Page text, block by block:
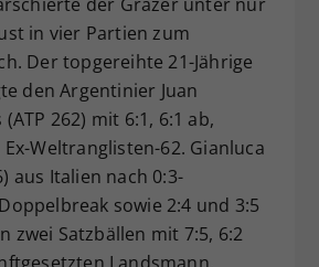
in vier Partien zum
Der topgereihte 21-Jährige
den Argentinier Juan
262) mit 6:1, 6:1 ab,
Weltranglisten-62. Gianluca
aus Italien nach 0:3-
sowie 2:4 und 3:5
zwei Satzbällen mit 7:5, 6:2